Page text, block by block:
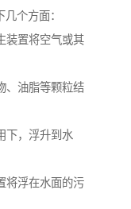
个方面：
装置将空气或其
、油脂等颗粒结
下，浮升到水
将浮在水面的污